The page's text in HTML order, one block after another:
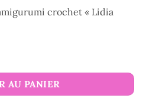
crochet « Lidia
AU PANIER